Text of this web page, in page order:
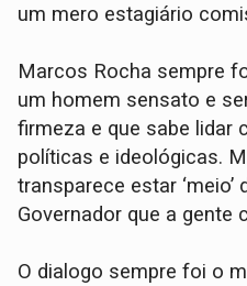
um mero estagiário
Marcos Rocha sempre
um homem sensato e
firmeza e que sabe lidar
políticas e ideológicas.
transparece estar
Governador que a gente
O dialogo sempre foi o